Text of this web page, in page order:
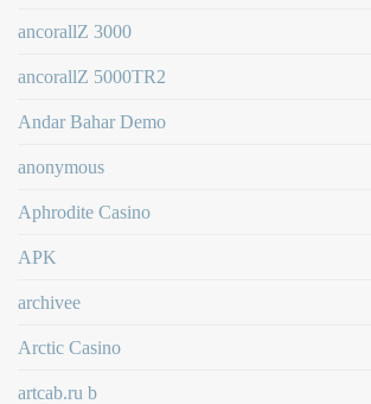
ancorallZ 3000
ancorallZ 5000TR2
Andar Bahar Demo
anonymous
Aphrodite Casino
APK
archivee
Arctic Casino
artcab.ru b